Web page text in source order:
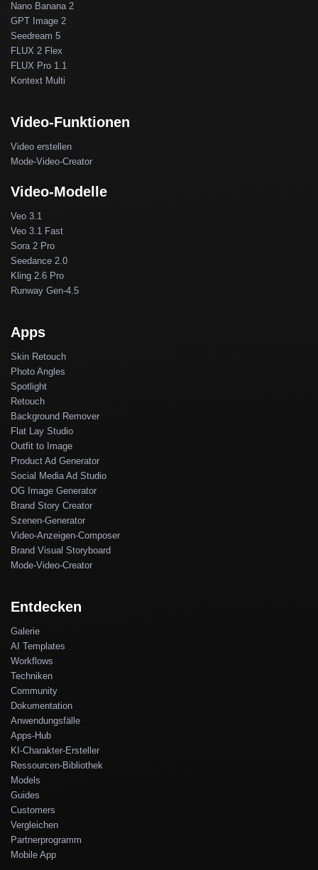
Nano Banana 2
GPT Image 2
Seedream 5
FLUX 2 Flex
FLUX Pro 1.1
Kontext Multi
Video-Funktionen
Video erstellen
Mode-Video-Creator
Video-Modelle
Veo 3.1
Veo 3.1 Fast
Sora 2 Pro
Seedance 2.0
Kling 2.6 Pro
Runway Gen-4.5
Apps
Skin Retouch
Photo Angles
Spotlight
Retouch
Background Remover
Flat Lay Studio
Outfit to Image
Product Ad Generator
Social Media Ad Studio
OG Image Generator
Brand Story Creator
Szenen-Generator
Video-Anzeigen-Composer
Brand Visual Storyboard
Mode-Video-Creator
Entdecken
Galerie
AI Templates
Workflows
Techniken
Community
Dokumentation
Anwendungsfälle
Apps-Hub
KI-Charakter-Ersteller
Ressourcen-Bibliothek
Models
Guides
Customers
Vergleichen
Partnerprogramm
Mobile App